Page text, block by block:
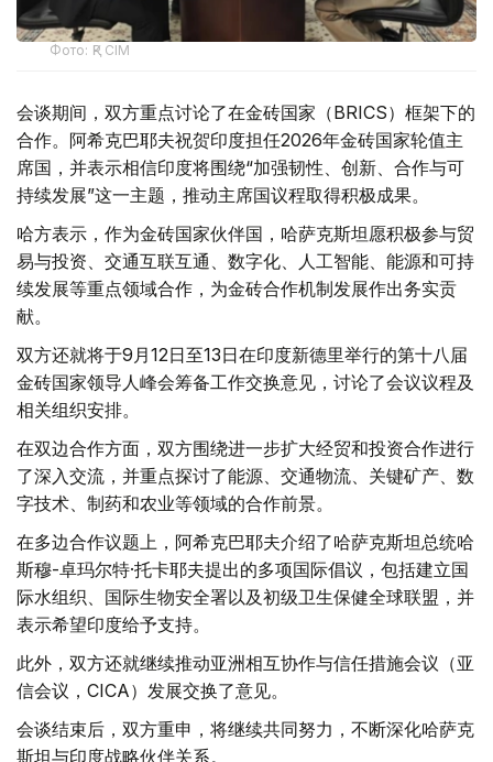
Фото: ҚР СІМ
会谈期间，双方重点讨论了在金砖国家（BRICS）框架下的
合作。阿希克巴耶夫祝贺印度担任2026年金砖国家轮值主
席国，并表示相信印度将围绕“加强韧性、创新、合作与可
持续发展”这一主题，推动主席国议程取得积极成果。
哈方表示，作为金砖国家伙伴国，哈萨克斯坦愿积极参与贸
易与投资、交通互联互通、数字化、人工智能、能源和可持
续发展等重点领域合作，为金砖合作机制发展作出务实贡
献。
双方还就将于9月12日至13日在印度新德里举行的第十八届
金砖国家领导人峰会筹备工作交换意见，讨论了会议议程及
相关组织安排。
在双边合作方面，双方围绕进一步扩大经贸和投资合作进行
了深入交流，并重点探讨了能源、交通物流、关键矿产、数
字技术、制药和农业等领域的合作前景。
在多边合作议题上，阿希克巴耶夫介绍了哈萨克斯坦总统哈
斯穆-卓玛尔特·托卡耶夫提出的多项国际倡议，包括建立国
际水组织、国际生物安全署以及初级卫生保健全球联盟，并
表示希望印度给予支持。
此外，双方还就继续推动亚洲相互协作与信任措施会议（亚
信会议，CICA）发展交换了意见。
会谈结束后，双方重申，将继续共同努力，不断深化哈萨克
斯坦与印度战略伙伴关系。